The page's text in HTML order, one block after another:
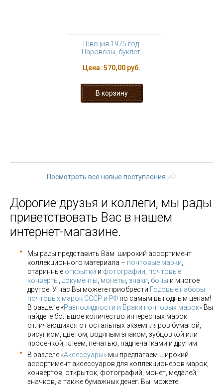
Швеция 1975 год.
Паровозы, буклет.
Цена: 570,00 руб.
Посмотреть все новые поступления
Дорогие друзья и коллеги, мы рады
приветствовать Вас в нашем
интернет-магазине.
Мы рады представить Вам широкий ассортимент
коллекционного материала – почтовые марки
старинные открытки и фотографии почтовые
конверты документы монеты знаки боны и многое
другое. У нас Вы можете приобрести Годовые наборы
почтовых марок СССР и РФ по самым выгодным ценам!
В разделе «Разновидности и Браки почтовых марок» Вы
найдете большое количество интересных марок
отличающихся от остальных экземпляров бумагой,
рисунком, цветом, водяным знаком, зубцовкой или
просечкой, клеем, печатью, надпечатками и другим.
В разделе «Аксессуары» мы предлагаем широкий
ассортимент аксессуаров для коллекционеров марок,
конвертов, открыток, фотографий, монет, медалей,
значков, а также бумажных денег. Вы можете